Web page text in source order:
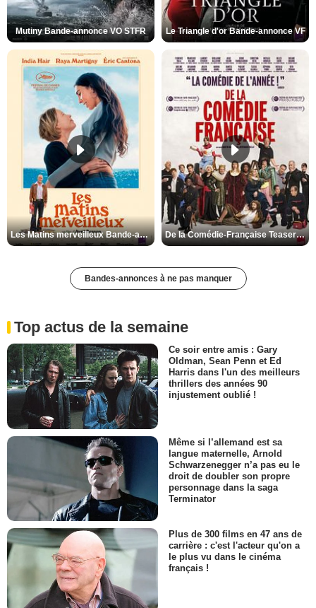
Mutiny Bande-annonce VO STFR Le Triangle d'or Bande-annonce VF
Les Matins merveilleux Bande-annonce VF De la Comédie-Française Teaser VF
Bandes-annonces à ne pas manquer
Top actus de la semaine
Ce soir entre amis : Gary
Oldman, Sean Penn et Ed
Harris dans l'un des meilleurs
thrillers des années 90
injustement oublié !
Même si l’allemand est sa
langue maternelle, Arnold
Schwarzenegger n’a pas eu le
droit de doubler son propre
personnage dans la saga
Terminator
Plus de 300 films en 47 ans de
carrière : c'est l'acteur qu'on a
le plus vu dans le cinéma
français !